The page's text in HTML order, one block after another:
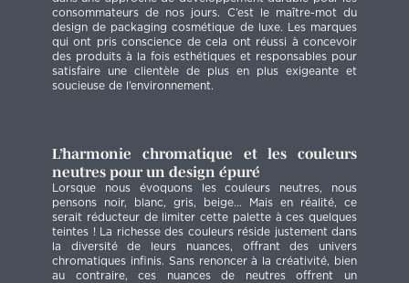
consommateurs de nos jours. C’est le maître-mot du
design de packaging cosmétique de luxe. Les marques
qui ont pris conscience de cela ont réussi à concevoir
des produits à la fois esthétiques et responsables pour
satisfaire une clientèle de plus en plus exigeante et
soucieuse de l’environnement.
L’harmonie chromatique et les couleurs
neutres pour un design épuré
Lorsque nous évoquons les couleurs neutres, nous
pensons noir, blanc, gris, beige… Mais en réalité, ce
serait réducteur de limiter cette palette à ces quelques
teintes ! La richesse des couleurs réside justement dans
la diversité de leurs nuances, offrant des univers
chromatiques infinis. Sans renoncer à la créativité, bien
au contraire, ces nuances de neutres offrent un